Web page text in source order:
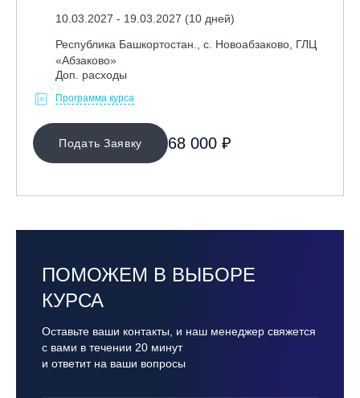
10.03.2027 - 19.03.2027 (10 дней)
Республика Башкортостан., с. Новоабзаково, ГЛЦ
«Абзаково»
Доп. расходы
Программа курса
Подать Заявку 68 000 ₽
ПОМОЖЕМ В ВЫБОРЕ
КУРСА
Оставьте ваши контакты, и наш менеджер свяжется
с вами в течении 20 минут
и ответит на ваши вопросы